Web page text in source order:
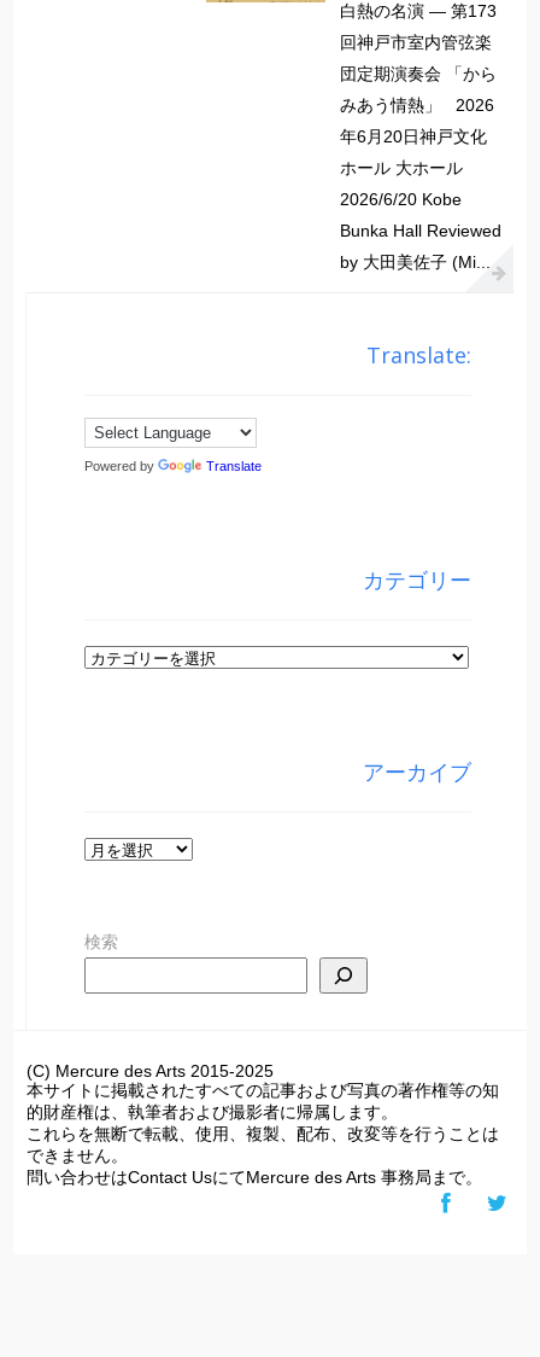
白熱の名演 ― 第173
回神戸市室内管弦楽
団定期演奏会 「から
みあう情熱」 2026
年6月20日神戸文化
ホール 大ホール
2026/6/20 Kobe
Bunka Hall Reviewed
by 大田美佐子 (Mi...
Translate:
Powered by Translate
カテゴリー
カ
アーカイブ
ア
イ
検索
(C) Mercure des Arts 2015-2025
本サイトに掲載されたすべての記事および写真の著作権等の知
的財産権は、執筆者および撮影者に帰属します。
これらを無断で転載、使用、複製、配布、改変等を行うことは
できません。
問い合わせはContact UsにてMercure des Arts 事務局まで。